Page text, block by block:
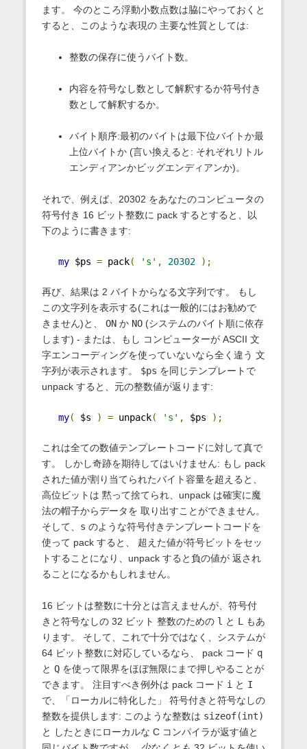
ます。 今のところ浮動小数点数は脇にやっておくと
すると、このような表現の 主要な性質としては:
整数の保存に使うバイト数。
内容を符号なし数として解釈するか符号付き
数として解釈するか。
バイト順序:最初のバイトは最下位バイトか最
上位バイトか (言い換えると: それぞれリトル
エンディアンかビッグエンディアンか)。
それで、例えば、20302 をあなたのコンピュータの
符号付き 16 ビット整数に pack するとすると、以
下のように書きます:
my $ps = pack( 's' , 20302 );
再び、結果は 2 バイトからなる文字列です。 もし
この文字列を表示する(これは一般的にはお勧めで
きません)と、 ONか NO(システムのバイト順に依存
します) - または、もし コンピューターが ASCII 文
字エンコーディングを使っていないなら全く違う 文
字列が表示されます。 $ps を同じテンプレートで
unpack すると、元の整数値が返ります:
my( $s ) = unpack( 's' , $ps );
これは全ての数値テンプレートコードに対して真で
す。 しかし奇跡を期待してはいけません: もし pack
された値が割り当てられたバイト容量を超えると、
高位ビットは 黙って捨てられ、unpack は確実に魔
法の帽子からデータを 取り出すことができません。
そして、 s のような符号付きテンプレートコードを
使って pack すると、 超えた値が符号ビットをセッ
トすることになり、unpack すると負の値が 返され
ることになるかもしれません。
16 ビットは整数に十分とは言えませんが、符号付
きと符号なしの 32 ビット 整数のための l と L
もあ
ります。 そして、これで十分ではなく、システムが
64 ビット整数に対応しているなら、 pack コード q
と Qを使って限界をほぼ無限にまで押しやることが
できます。 注目すべき例外は pack コード i と I
で、「ローカルに特化した」 符号付きと符号なしの
整数を提供します: このような整数は sizeof(int)
と したときにローカルな C コンパイラが返す値と